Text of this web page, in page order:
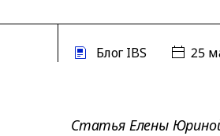
Блог IBS 25
Статья Елены